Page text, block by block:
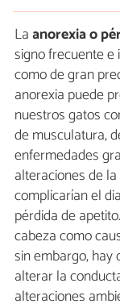
Laanorexia o
signo frecuente e
como de gran
anorexia puede
nuestros gatos
de musculatura,
enfermedades
alteraciones de
complicarían el
pérdida de
cabeza como
sin embargo,
alterar la
alteraciones